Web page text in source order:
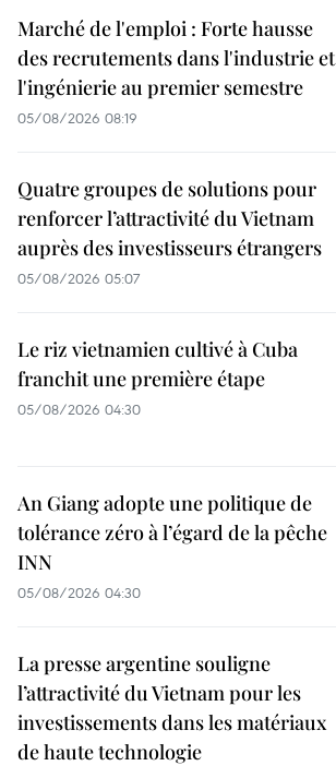
Marché de l'emploi : Forte hausse
des recrutements dans l'industrie et
l'ingénierie au premier semestre
05/08/2026 08:19
Quatre groupes de solutions pour
renforcer l’attractivité du Vietnam
auprès des investisseurs étrangers
05/08/2026 05:07
Le riz vietnamien cultivé à Cuba
franchit une première étape
05/08/2026 04:30
An Giang adopte une politique de
tolérance zéro à l’égard de la pêche
INN
05/08/2026 04:30
La presse argentine souligne
l’attractivité du Vietnam pour les
investissements dans les matériaux
de haute technologie